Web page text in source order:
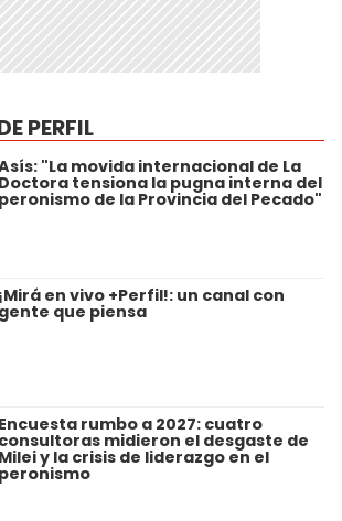
PERFIL
"La movida internacional de La
Doctora tensiona la pugna interna del
peronismo de la Provincia del Pecado"
¡Mirá en vivo +Perfil!: un canal con
gente que piensa
Encuesta rumbo a 2027: cuatro
consultoras midieron el desgaste de
Milei y la crisis de liderazgo en el
peronismo